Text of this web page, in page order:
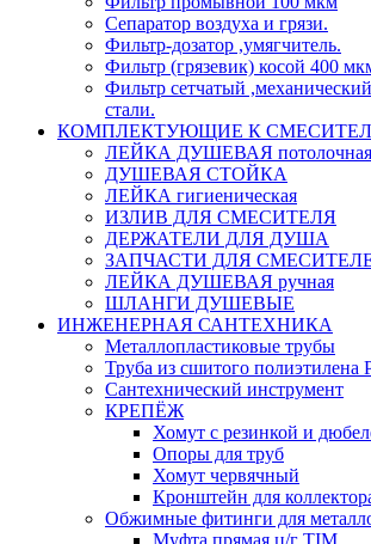
Сепаратор воздуха и грязи.
Фильтр-дозатор ,умягчитель.
Фильтр (грязевик) косой 400
Фильтр сетчатый
стали.
КОМПЛЕКТУЮЩИЕ К
ЛЕЙКА ДУШЕВАЯ потолочная
ДУШЕВАЯ СТОЙКА
ЛЕЙКА гигиеническая
ИЗЛИВ ДЛЯ СМЕСИТЕЛЯ
ДЕРЖАТЕЛИ ДЛЯ ДУША
ЗАПЧАСТИ ДЛЯ
ЛЕЙКА ДУШЕВАЯ ручная
ШЛАНГИ ДУШЕВЫЕ
ИНЖЕНЕРНАЯ САНТЕХНИКА
Металлопластиковые трубы
Труба из сшитого
Сантехнический инструмент
КРЕПЁЖ
Хомут с резинкой и
Опоры для труб
Хомут червячный
Кронштейн для
Обжимные фитинги для
Муфта прямая ц/г TIM